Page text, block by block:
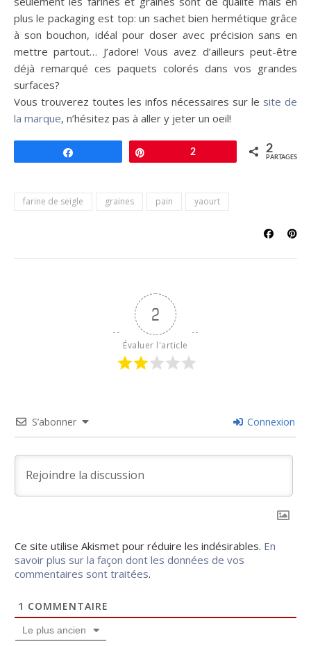
plus le packaging est top: un sachet bien hermétique grâce
à son bouchon, idéal pour doser avec précision sans en
mettre partout… J’adore! Vous avez d’ailleurs peut-être
déjà remarqué ces paquets colorés dans vos grandes
surfaces?
Vous trouverez toutes les infos nécessaires sur le site de
la marque, n’hésitez pas à aller y jeter un oeil!
2 2
PARTAGES
farine de seigle graines pain yaourt
2
Évaluer l'article
S’abonner Connexion
Ce site utilise Akismet pour réduire les indésirables. En
savoir plus sur la façon dont les données de vos
commentaires sont traitées.
1 COMMENTAIRE
Le plus ancien